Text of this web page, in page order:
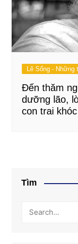
Lẽ Sống - Những
Đến thăm
dưỡng lão,
con trai
Tìm